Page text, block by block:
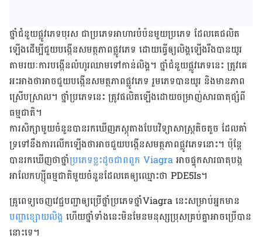
ថ្នាំជំនួយផ្លូវភេទ​បុរស​ ជា​ប្រភេទ​អាហារ​បំប៉ន​មួយ​ប្រភេទ ដែល​គេ​ផលិត​
ឡើង​ដើម្បី​ជួយ​បង្កើន​សមត្ថភាព​ផ្លូវ​ភេទ ដោយ​ធ្វើ​ឲ្យ​លិង្គ​ឡើង​រឹង​បាន​យូរ​
តាម​រយៈ​ការ​បង្កើន​លំហូរ​ឈាម​ទៅ​កាន់​លិង្គ​។ ថ្នាំ​ជំនួយ​ផ្លូវ​ភេទ​នេះ​ ត្រូវ​គេ​
អះអាង​ថា​អាច​ជួយ​បង្កើន​សមត្ថភាព​ផ្លូវ​ភេទ រួម​ភេទ​បាន​យូរ និង​មាន​ភាព​
ស្រើប​ស្រាល​​។ ថ្នាំ​ប្រភេទ​នេះ ត្រូវ​ផលិត​ឡើង​ដោយ​ចម្រាញ់​សារធាតុ​ផ្សំ​ពី​
ធម្ម​ជាតិ​។
ការ​សិក្សា​មួយ​ចំនួន​បាន​រក​ឃើញ​ភស្តុតាង​បែប​វិទ្យាសាស្រ្ត​តិច​តួច ដែល​គាំ​
ទ្រ​ទៅ​នឹង​ការ​លើក​ឡើង​ថា​អាច​ជួយ​បង្កើន​សមត្ថភាព​ផ្លូវ​ភេទ​នោះ​។ ប៉ុន្តែ​
បាន​រក​ឃើញ​ថា​ថ្នាំ​ប្រភេទ​ខ្លះ​ដូច​ជា​ពពួក​ Viagraអាច​ផ្ទុក​សារធាតុ​បង្ក​
អាលែកហ្ស៊ី​ធម្មជាតិ​មួយ​ចំនួន​ដែល​គេ​ឲ្យ​ឈ្មោះថា PDE5Is។
​គ្រូពេទ្យ​ចេញ​វេជ្ជបញ្ជា​ឲ្យ​ប្រើ​ថ្នាំ​ប្រភេទ​ថ្នាំ​Viagra នេះ​សម្រាប់​អ្នក​មាន​
បញ្ហា​ខ្សោយ​លិង្ គ​ ហើយ​ថ្នាំ​ទាំង​នេះ​មិន​មែន​មនុស្ស​ប្រុស​គ្រប់​គ្នា​អាច​ប្រើ​បាន​
នោះ​ទេ​។​